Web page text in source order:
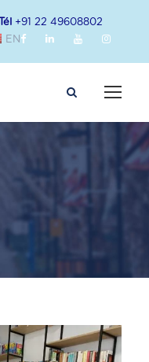
Tél +91 22 49608802
EN